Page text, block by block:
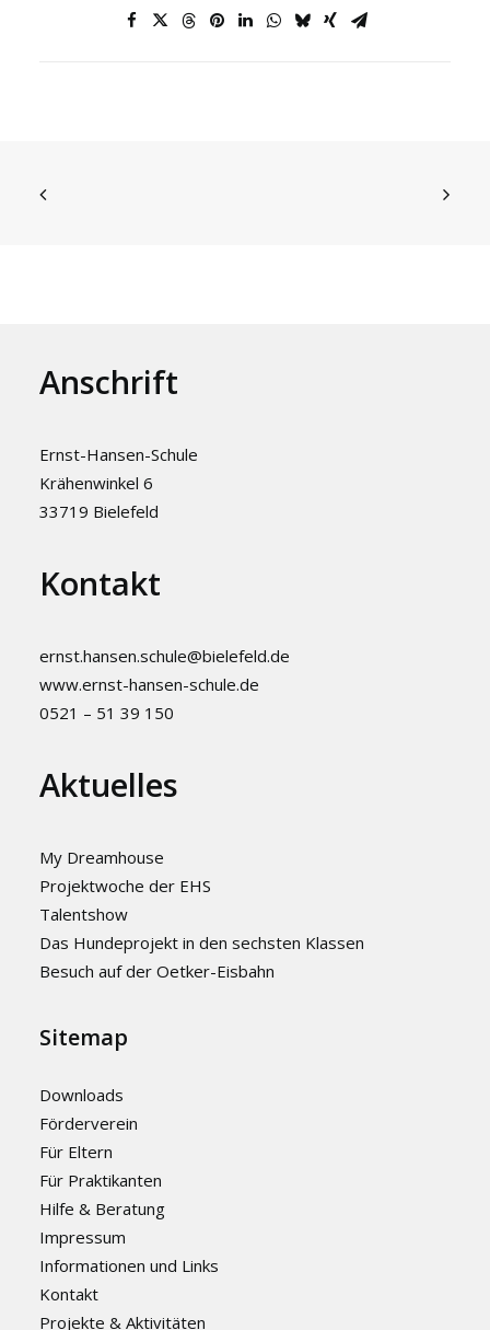
Anschrift
Ernst-Hansen-Schule
Krähenwinkel 6
33719 Bielefeld
Kontakt
ernst.hansen.schule@bielefeld.de
www.ernst-hansen-schule.de
0521 – 51 39 150
Aktuelles
My Dreamhouse
Projektwoche der EHS
Talentshow
Das Hundeprojekt in den sechsten Klassen
Besuch auf der Oetker-Eisbahn
Sitemap
Downloads
Förderverein
Für Eltern
Für Praktikanten
Hilfe & Beratung
Impressum
Informationen und Links
Kontakt
Projekte & Aktivitäten